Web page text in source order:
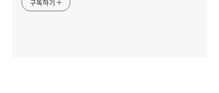
구독하기